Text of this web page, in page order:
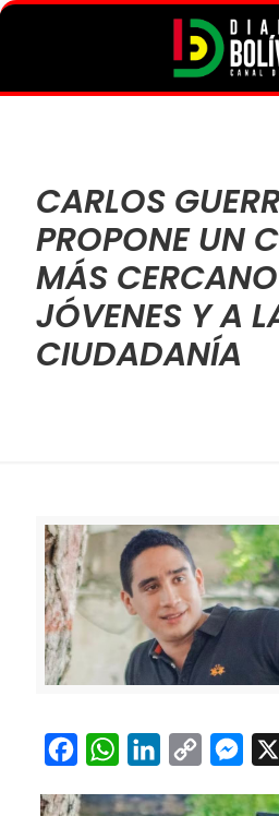
CARLOS
PROPONE UN
MÁS
JÓVENES Y A
CIUDADANÍA
FacebookWhatsAppLinkedIn
Copy